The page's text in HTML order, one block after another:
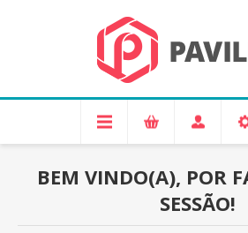
BEM VINDO(A), POR
SESSÃO!